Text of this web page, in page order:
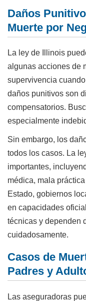
Daños
Muerte por
La ley de Illinois
algunas acciones de
supervivencia
daños punitivos son
compensatorios.
especialmente
Sin embargo, los
todos los casos. La
importantes,
médica, mala
Estado, gobiernos
en capacidades
técnicas y dependen
cuidadosamente.
Casos de
Padres y
Las aseguradoras